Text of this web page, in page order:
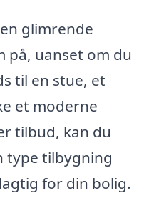
glimrende
på, uanset om du
til en stue, et
et moderne
tilbud, kan du
type tilbygning
for din bolig.